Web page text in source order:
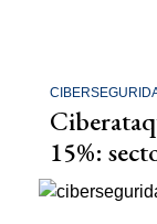
15%: